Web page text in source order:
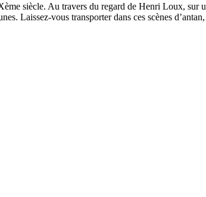
siècle. Au travers du regard de Henri Loux, sur
Laissez-vous transporter dans ces scènes